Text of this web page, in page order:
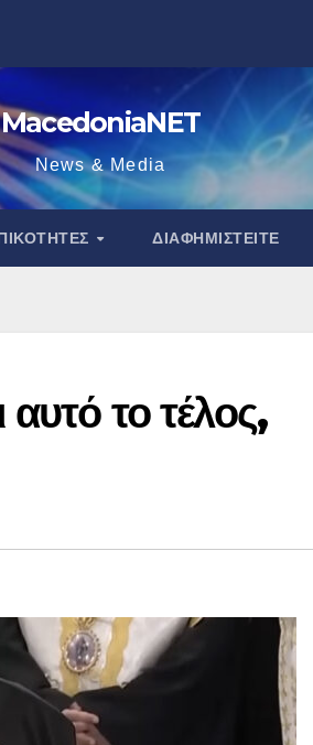
MacedoniaNET
News & Media
ΔΙΑΦΗΜΙΣΤΕΊΤΕ
το τέλος,